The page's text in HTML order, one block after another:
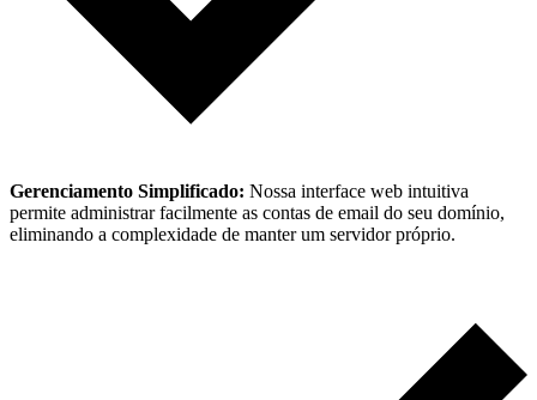
Gerenciamento Simplificado: Nossa interface web intuitiva
permite administrar facilmente as contas de email do seu domínio,
eliminando a complexidade de manter um servidor próprio.